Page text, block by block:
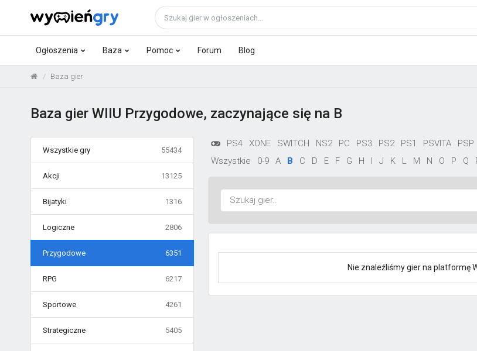
Ogłoszenia Baza Pomoc Forum Blog
Baza gier
Baza gier WIIU Przygodowe, zaczynające się na B
Wszystkie gry 55434
Akcji 13125
Bijatyki 1316
Logiczne 2806
Przygodowe 6351
RPG 6217
Sportowe 4261
Strategiczne 5405
PS4 XONE SWITCH NS2 PC PS3 PS2 PS1 PSVITA PSP
Wszystkie
0-9 A B C D E F G H I J K L M N O P Q
Nie znaleźliśmy gier na platformę